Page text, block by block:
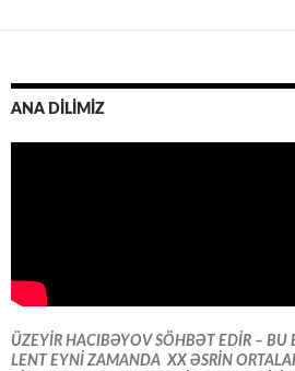
ANA DİLİMİZ
ÜZEYİR HACIBƏYOV SÖHBƏT EDİR –
LENT EYNİ ZAMANDA XX ƏSRİN